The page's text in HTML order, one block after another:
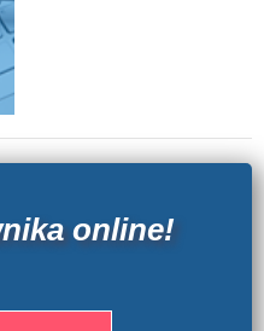
online!